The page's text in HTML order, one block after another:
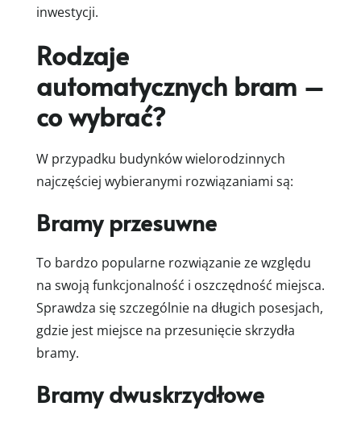
inwestycji.
Rodzaje
automatycznych bram –
co wybrać?
W przypadku budynków wielorodzinnych
najczęściej wybieranymi rozwiązaniami są:
Bramy przesuwne
To bardzo popularne rozwiązanie ze względu
na swoją funkcjonalność i oszczędność miejsca.
Sprawdza się szczególnie na długich posesjach,
gdzie jest miejsce na przesunięcie skrzydła
bramy.
Bramy dwuskrzydłowe